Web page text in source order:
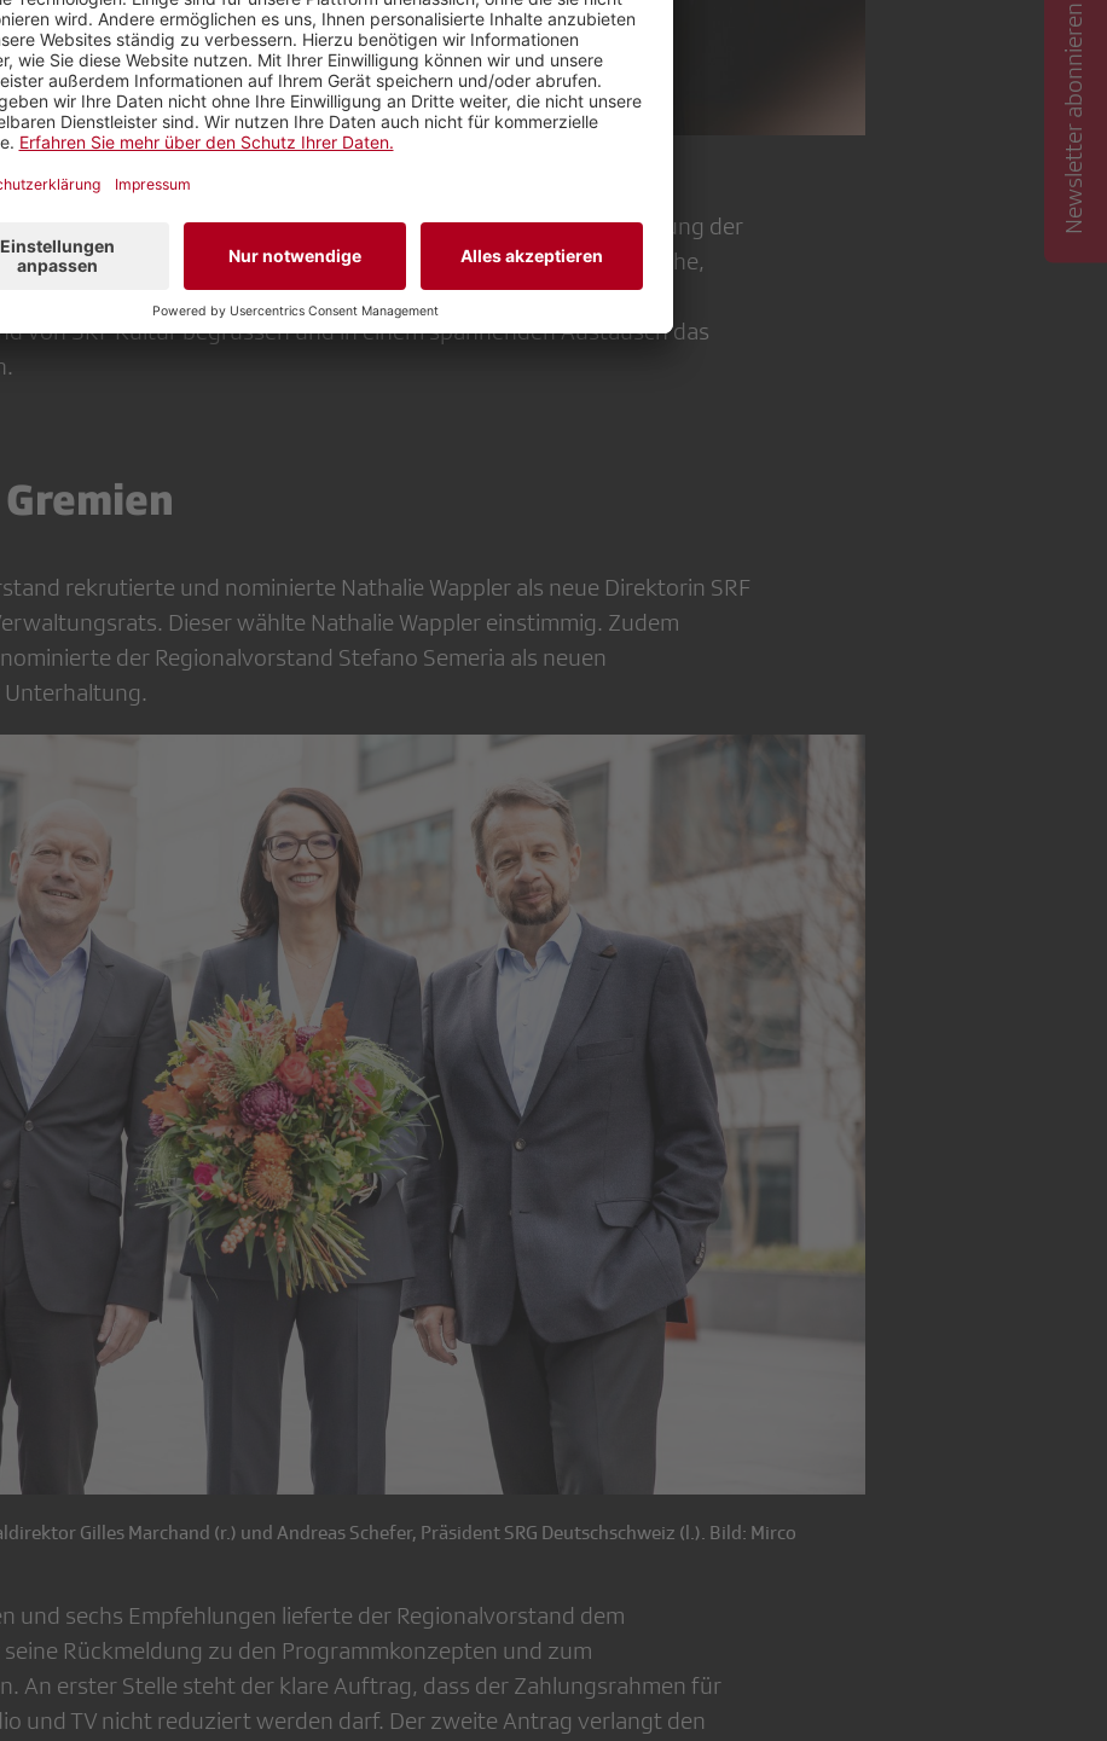
Virginie Vabre
fand im Kulturzentrum Bourbaki in Luzern die Medientagsatzung der
Thema: «Qualität im Kulturprogramm SRF. Erwartungen, Ansprüche,
durfte zahlreiche Vertreterinnen und Vertreter aus dem
von SRF Kultur begrüssen und in einem spannenden Austausch das
rekrutierte und nominierte Nathalie Wappler als neue Direktorin SRF
Dieser wählte Nathalie Wappler einstimmig. Zudem
der Regionalvorstand Stefano Semeria als neuen
Gilles Marchand (r.) und Andreas Schefer, Präsident SRG Deutschschweiz (l.). Bild: Mirco
und sechs Empfehlungen lieferte der Regionalvorstand dem
Rückmeldung zu den Programmkonzepten und zum
An erster Stelle steht der klare Auftrag, dass der Zahlungsrahmen für
und TV nicht reduziert werden darf. Der zweite Antrag verlangt den
Newsletter abonnieren